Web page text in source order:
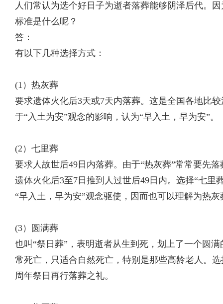
人们常认为选个好日子为逝者落葬能够阴泽后代。
标准是什么呢？
答：
有以下几种选择方式：
(1）热灰葬
要求遗体火化后3天或7天内落葬。这是全国各地比
于“入土为安”观念的影响，认为“早入土，早为安”。
(2）七里葬
要求人故世后49日内落葬。由于“热灰葬”常常要先
遗体火化后3至7日推到人过世后49日内。选择“七里
“早入土，早为安”观念驱使，因而也可以理解为热灰
(3）圆满葬
也叫“祭日葬”，表明逝者从生到死，划上了一个圆
常死亡，只适合自然死亡，特别是那些高龄老人。
周年祭日再行落葬之礼。